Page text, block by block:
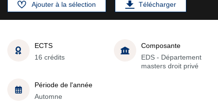
Ajouter à la sélection Télécharger
ECTS
16 crédits
Composante
EDS - Département
masters droit privé
Période de l'année
Automne